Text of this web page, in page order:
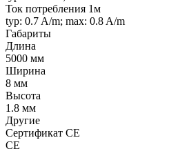
Ток потребления 1м
typ: 0.7 A/m; max: 0.8 A/m
Габариты
Длина
5000 мм
Ширина
8 мм
Высота
1.8 мм
Другие
Сертификат CE
CE